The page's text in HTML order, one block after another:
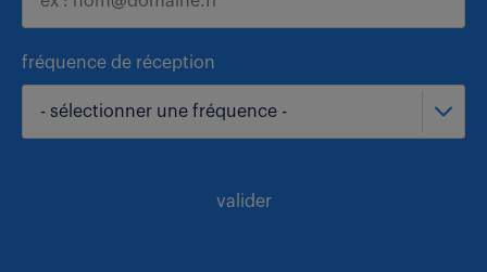
fréquence de réception
- sélectionner une fréquence -
valider